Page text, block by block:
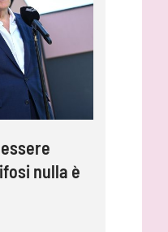
nulla è